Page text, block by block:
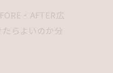
・AFTER広
らよいのか分